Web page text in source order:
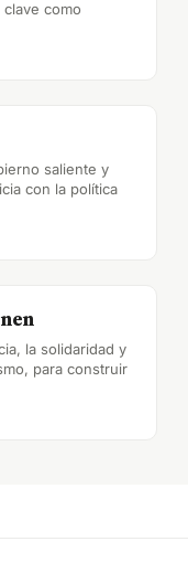
como
saliente y
con la política
la solidaridad y
para construir